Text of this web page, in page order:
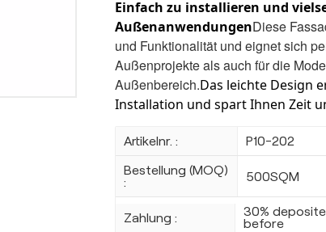
Einfach zu installieren und
AußenanwendungenDiese
und Funktionalität und eignet sich
Außenprojekte als auch für die
Außenbereich.Das leichte Design
Installation und spart Ihnen Zeit
Artikelnr. : P10-202
Bestellung (MOQ)
:
500SQM
Zahlung :
30%
before